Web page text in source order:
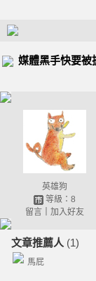
媒體黑手快要被
英雄狗
等級：8
留言｜ 加入好友
文章推薦人 (1)
馬屁